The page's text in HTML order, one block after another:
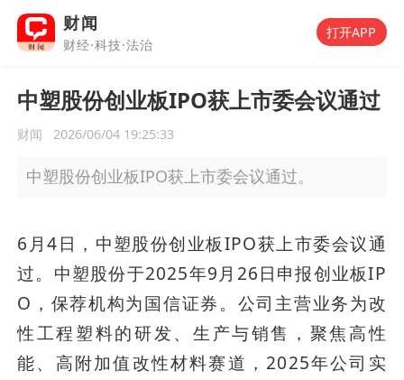
财闻
财经·科技·法治
打开APP
中塑股份创业板IPO获上市委会议通过
财闻 2026/06/04 19:25:33
中塑股份创业板IPO获上市委会议通过。
6月4日，中塑股份创业板IPO获上市委会议通
过。中塑股份于2025年9月26日申报创业板IP
O，保荐机构为国信证券。公司主营业务为改
性工程塑料的研发、生产与销售，聚焦高性
能、高附加值改性材料赛道，2025年公司实